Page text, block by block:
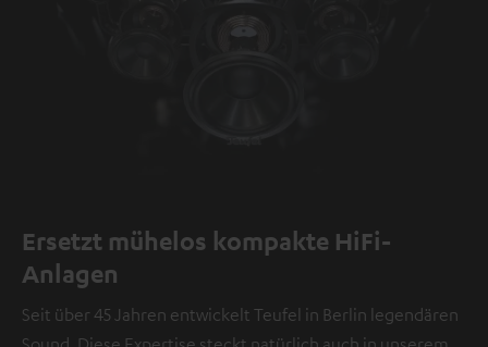
Ersetzt mühelos kompakte HiFi-
Anlagen
Seit über 45 Jahren entwickelt Teufel in Berlin legendären